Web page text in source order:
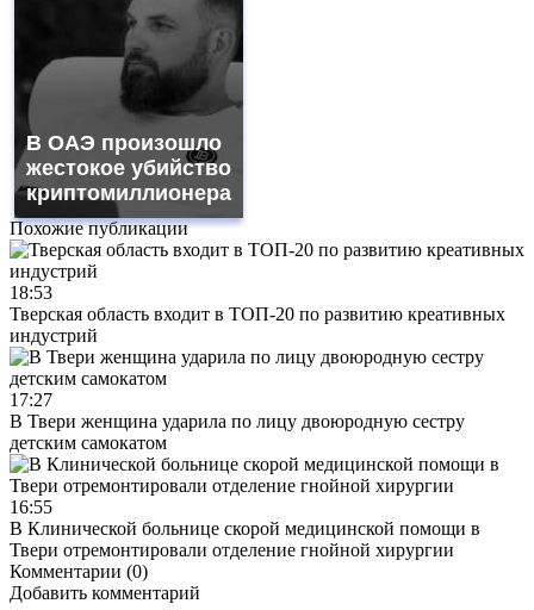
В ОАЭ произошло
жестокое убийство
криптомиллионера
Похожие публикации
18:53
Тверская область входит в ТОП-20 по развитию креативных
индустрий
17:27
В Твери женщина ударила по лицу двоюродную сестру
детским самокатом
16:55
В Клинической больнице скорой медицинской помощи в
Твери отремонтировали отделение гнойной хирургии
Комментарии (0)
Добавить комментарий